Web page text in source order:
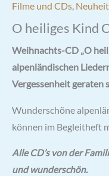
Filme und CDs,
O heiliges Kind
Weihnachts-CD „O
alpenländischen
Vergessenheit geraten
Wunderschöne
können im Begleitheft
Alle CD’s von der
und wunderschön.